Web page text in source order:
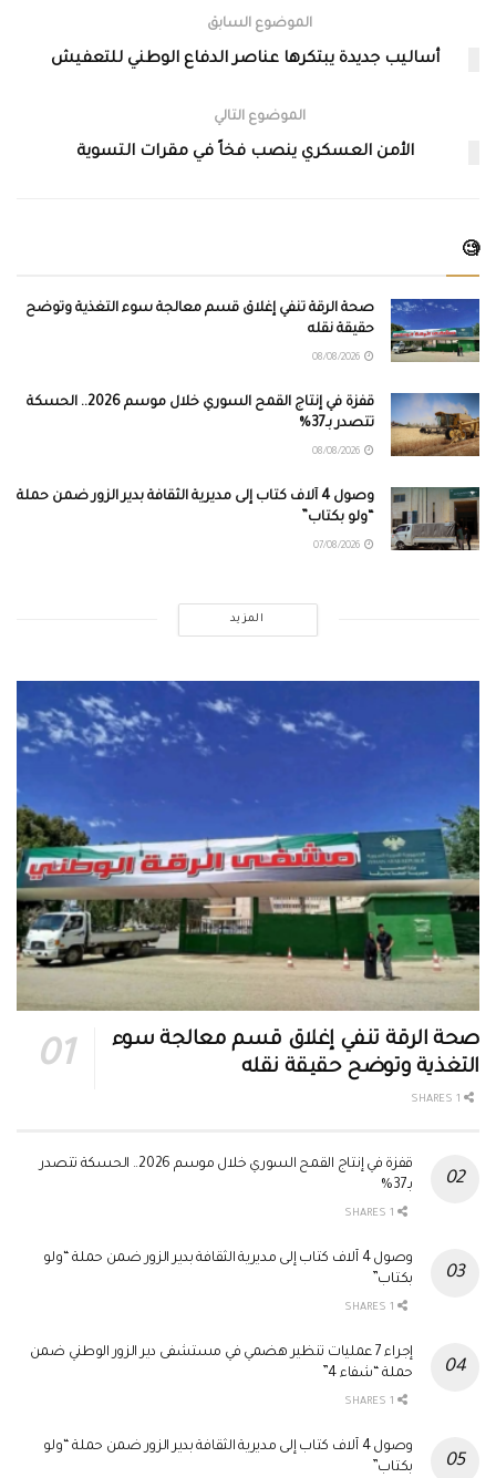
الموضوع السابق
أساليب جديدة يبتكرها عناصر الدفاع الوطني للتعفيش
الموضوع التالي
الأمن العسكري ينصب فخاً في مقرات التسوية
🧐
صحة الرقة تنفي إغلاق قسم معالجة سوء التغذية وتوضح
حقيقة نقله
قفزة في إنتاج القمح السوري خلال موسم 2026.. الحسكة
تتصدر بـ37%
وصول 4 آلاف كتاب إلى مديرية الثقافة بدير الزور ضمن حملة
“ولو بكتاب”
المزيد
صحة الرقة تنفي إغلاق قسم معالجة سوء
التغذية وتوضح حقيقة نقله
قفزة في إنتاج القمح السوري خلال موسم 2026.. الحسكة تتصدر
بـ37%
وصول 4 آلاف كتاب إلى مديرية الثقافة بدير الزور ضمن حملة “ولو
بكتاب”
إجراء 7 عمليات تنظير هضمي في مستشفى دير الزور الوطني ضمن
حملة “شفاء 4”
وصول 4 آلاف كتاب إلى مديرية الثقافة بدير الزور ضمن حملة “ولو
بكتاب”